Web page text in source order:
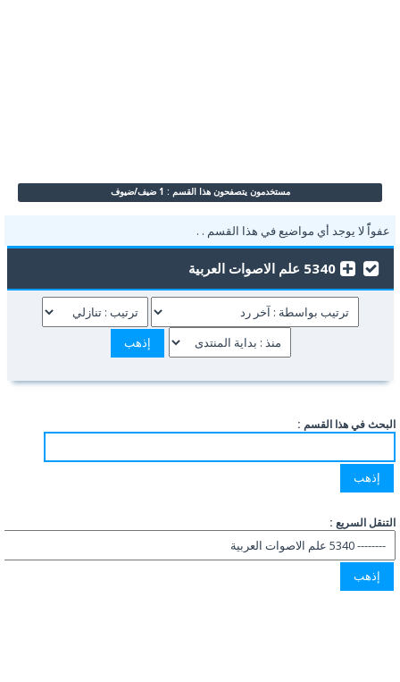
مستخدمون يتصفحون هذا القسم : 1 ضيف/ضيوف
عفواًً لا يوجد أي مواضيع في هذا القسم . .
5340 علم الاصوات العربية
البحث في هذا القسم :
التنقل السريع :